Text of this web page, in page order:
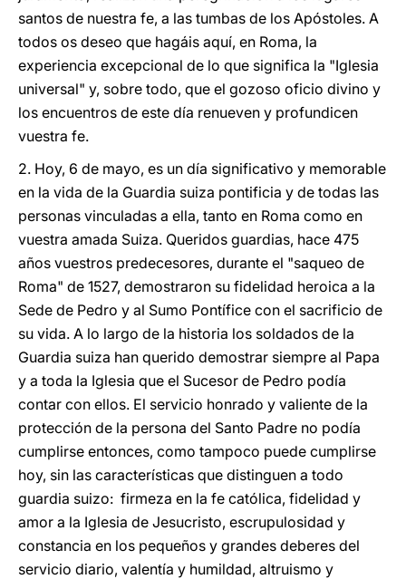
santos de nuestra fe, a las tumbas de los Apóstoles. A
todos os deseo que hagáis aquí, en Roma, la
experiencia excepcional de lo que significa la "Iglesia
universal" y, sobre todo, que el gozoso oficio divino y
los encuentros de este día renueven y profundicen
vuestra fe.
2. Hoy, 6 de mayo, es un día significativo y memorable
en la vida de la Guardia suiza pontificia y de todas las
personas vinculadas a ella, tanto en Roma como en
vuestra amada Suiza. Queridos guardias, hace 475
años vuestros predecesores, durante el "saqueo de
Roma" de 1527, demostraron su fidelidad heroica a la
Sede de Pedro y al Sumo Pontífice con el sacrificio de
su vida. A lo largo de la historia los soldados de la
Guardia suiza han querido demostrar siempre al Papa
y a toda la Iglesia que el Sucesor de Pedro podía
contar con ellos. El servicio honrado y valiente de la
protección de la persona del Santo Padre no podía
cumplirse entonces, como tampoco puede cumplirse
hoy, sin las características que distinguen a todo
guardia suizo: firmeza en la fe católica, fidelidad y
amor a la Iglesia de Jesucristo, escrupulosidad y
constancia en los pequeños y grandes deberes del
servicio diario, valentía y humildad, altruismo y